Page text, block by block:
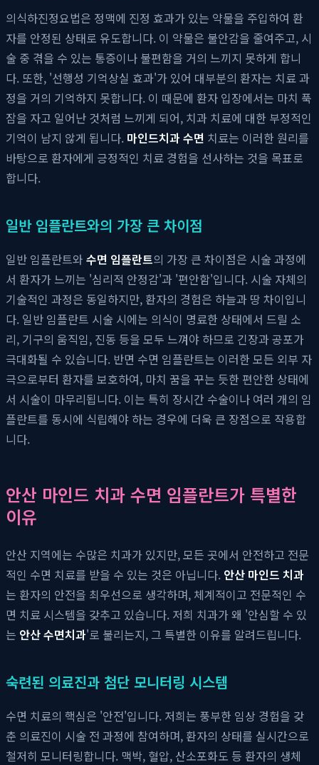
의식하진정요법은 정맥에 진정 효과가 있는 약물을 주입하여 환
자를 안정된 상태로 유도합니다. 이 약물은 불안감을 줄여주고, 시
술 중 겪을 수 있는 통증이나 불편함을 거의 느끼지 못하게 합니
다. 또한, '선행성 기억상실 효과'가 있어 대부분의 환자는 치료 과
정을 거의 기억하지 못합니다. 이 때문에 환자 입장에서는 마치 푹
잠을 자고 일어난 것처럼 느끼게 되어, 치과 치료에 대한 부정적인
기억이 남지 않게 됩니다. 마인드치과 수면 치료는 이러한 원리를
바탕으로 환자에게 긍정적인 치료 경험을 선사하는 것을 목표로
합니다.
일반 임플란트와의 가장 큰 차이점
일반 임플란트와 수면 임플란트의 가장 큰 차이점은 시술 과정에
서 환자가 느끼는 '심리적 안정감'과 '편안함'입니다. 시술 자체의
기술적인 과정은 동일하지만, 환자의 경험은 하늘과 땅 차이입니
다. 일반 임플란트 시술 시에는 의식이 명료한 상태에서 드릴 소
리, 기구의 움직임, 진동 등을 모두 느껴야 하므로 긴장과 공포가
극대화될 수 있습니다. 반면 수면 임플란트는 이러한 모든 외부 자
극으로부터 환자를 보호하여, 마치 꿈을 꾸는 듯한 편안한 상태에
서 시술이 마무리됩니다. 이는 특히 장시간 수술이나 여러 개의 임
플란트를 동시에 식립해야 하는 경우에 더욱 큰 장점으로 작용합
니다.
안산 마인드 치과 수면 임플란트가 특별한
이유
안산 지역에는 수많은 치과가 있지만, 모든 곳에서 안전하고 전문
적인 수면 치료를 받을 수 있는 것은 아닙니다. 안산 마인드 치과
는 환자의 안전을 최우선으로 생각하며, 체계적이고 전문적인 수
면 치료 시스템을 갖추고 있습니다. 저희 치과가 왜 '안심할 수 있
는 안산 수면치과'로 불리는지, 그 특별한 이유를 알려드립니다.
숙련된 의료진과 첨단 모니터링 시스템
수면 치료의 핵심은 '안전'입니다. 저희는 풍부한 임상 경험을 갖
춘 의료진이 시술 전 과정에 참여하며, 환자의 상태를 실시간으로
철저히 모니터링합니다. 맥박, 혈압, 산소포화도 등 환자의 생체